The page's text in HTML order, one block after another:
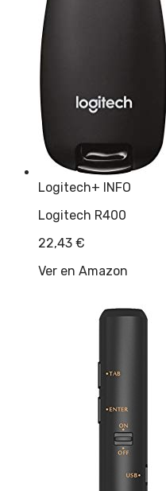
Logitech+ INFO
Logitech R400
22,43 €
Ver en Amazon